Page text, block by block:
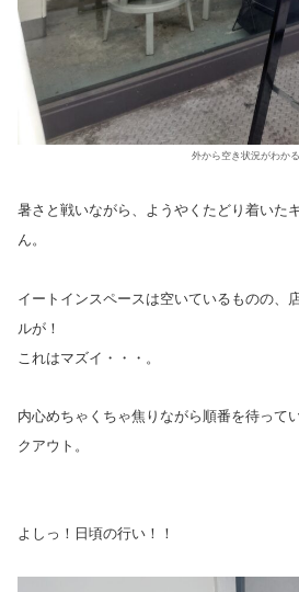
外から空き状況がわかる
暑さと戦いながら、ようやくたどり着いた
ん。
イートインスペースは空いているものの、
ルが！
これはマズイ・・・。
内心めちゃくちゃ焦りながら順番を待って
クアウト。
よしっ！日頃の行い！！